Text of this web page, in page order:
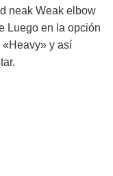
neak Weak elbow
Luego en la opción
y así